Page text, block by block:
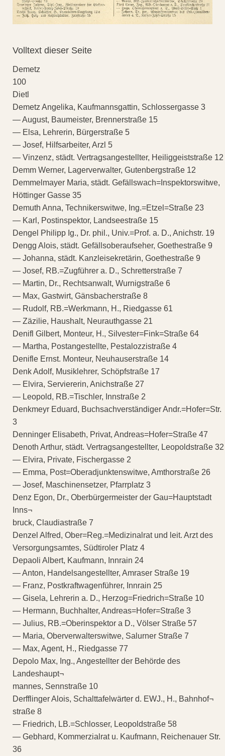
Volltext dieser Seite
Demetz
100
Dietl
Demetz Angelika, Kaufmannsgattin, Schlossergasse 3
— August, Baumeister, Brennerstraße 15
— Elsa, Lehrerin, Bürgerstraße 5
— Josef, Hilfsarbeiter, Arzl 5
— Vinzenz, städt. Vertragsangestellter, Heiliggeiststraße 12
Demm Werner, Lagerverwalter, Gutenbergstraße 12
Demmelmayer Maria, städt. Gefällswach=Inspektorswitwe,
Höttinger Gasse 35
Demuth Anna, Technikerswitwe, Ing.=Etzel=Straße 23
— Karl, Postinspektor, Landseestraße 15
Dengel Philipp Ig., Dr. phil., Univ.=Prof. a. D., Anichstr. 19
Dengg Alois, städt. Gefällsoberaufseher, Goethestraße 9
— Johanna, städt. Kanzleisekretärin, Goethestraße 9
— Josef, RB.=Zugführer a. D., Schretterstraße 7
— Martin, Dr., Rechtsanwalt, Wurnigstraße 6
— Max, Gastwirt, Gänsbacherstraße 8
— Rudolf, RB.=Werkmann, H., Riedgasse 61
— Zäzilie, Haushalt, Neurauthgasse 21
Denifl Gilbert, Monteur, H., Silvester=Fink=Straße 64
— Martha, Postangestellte, Pestalozzistraße 4
Denifle Ernst. Monteur, Neuhauserstraße 14
Denk Adolf, Musiklehrer, Schöpfstraße 17
— Elvira, Serviererin, Anichstraße 27
— Leopold, RB.=Tischler, Innstraße 2
Denkmeyr Eduard, Buchsachverständiger Andr.=Hofer=Str.
3
Denninger Elisabeth, Privat, Andreas=Hofer=Straße 47
Denoth Arthur, städt. Vertragsangestellter, Leopoldstraße 32
— Elvira, Private, Fischergasse 2
— Emma, Post=Oberadjunktenswitwe, Amthorstraße 26
— Josef, Maschinensetzer, Pfarrplatz 3
Denz Egon, Dr., Oberbürgermeister der Gau=Hauptstadt
Inns¬
bruck, Claudiastraße 7
Denzel Alfred, Ober=Reg.=Medizinalrat und leit. Arzt des
Versorgungsamtes, Südtiroler Platz 4
Depaoli Albert, Kaufmann, Innrain 24
— Anton, Handelsangestellter, Amraser Straße 19
— Franz, Postkraftwagenführer, Innrain 25
— Gisela, Lehrerin a. D., Herzog=Friedrich=Straße 10
— Hermann, Buchhalter, Andreas=Hofer=Straße 3
— Julius, RB.=Oberinspektor a D., Völser Straße 57
— Maria, Oberverwalterswitwe, Salurner Straße 7
— Max, Agent, H., Riedgasse 77
Depolo Max, Ing., Angestellter der Behörde des
Landeshaupt¬
mannes, Sennstraße 10
Derfflinger Alois, Schalttafelwärter d. EWJ., H., Bahnhof¬
straße 8
— Friedrich, LB.=Schlosser, Leopoldstraße 58
— Gebhard, Kommerzialrat u. Kaufmann, Reichenauer Str.
36